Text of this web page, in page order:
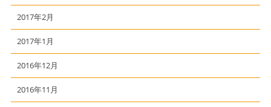
2017年2月
2017年1月
2016年12月
2016年11月